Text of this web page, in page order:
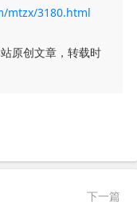
mtzx/3180.html
原创文章，转载时
下一篇